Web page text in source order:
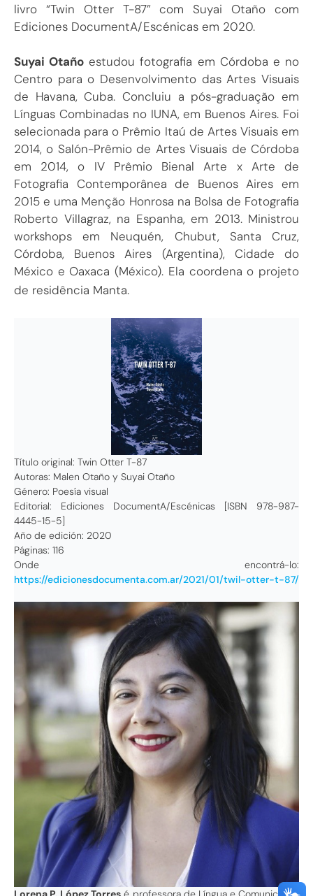
livro “Twin Otter T-87” com Suyai Otaño com
Ediciones DocumentA/Escénicas em 2020.
Suyai Otaño estudou fotografia em Córdoba e no
Centro para o Desenvolvimento das Artes Visuais
de Havana, Cuba. Concluiu a pós-graduação em
Línguas Combinadas no IUNA, em Buenos Aires. Foi
selecionada para o Prêmio Itaú de Artes Visuais em
2014, o Salón-Prêmio de Artes Visuais de Córdoba
em 2014, o IV Prêmio Bienal Arte x Arte de
Fotografia Contemporânea de Buenos Aires em
2015 e uma Menção Honrosa na Bolsa de Fotografia
Roberto Villagraz, na Espanha, em 2013. Ministrou
workshops em Neuquén, Chubut, Santa Cruz,
Córdoba, Buenos Aires (Argentina), Cidade do
México e Oaxaca (México). Ela coordena o projeto
de residência Manta.
Título original: Twin Otter T-87
Autoras: Malen Otaño y Suyai Otaño
Género: Poesía visual
Editorial: Ediciones DocumentA/Escénicas [ISBN 978-987-
4445-15-5]
Año de edición: 2020
Páginas: 116
Onde encontrá-lo:
https://edicionesdocumenta.com.ar/2021/01/twil-otter-t-87/